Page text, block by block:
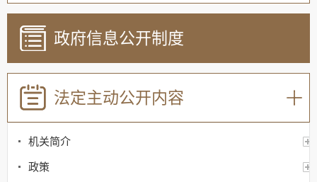
政府信息公开制度
法定主动公开内容
机关简介
政策